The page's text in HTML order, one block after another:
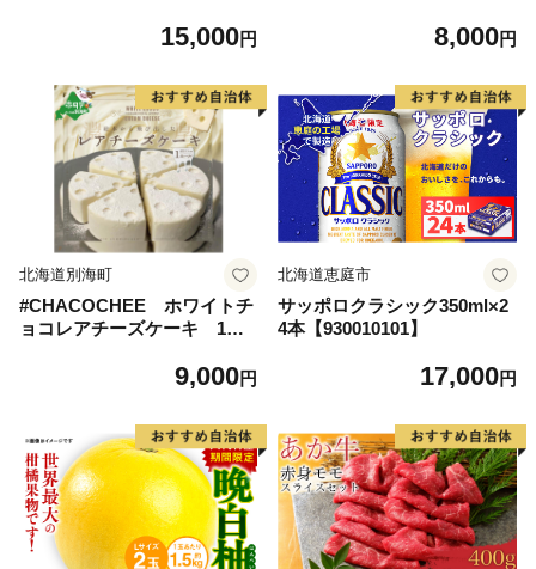
15,000円 8,000円
北海道別海町
#CHACOCHEE ホワイトチ
ョコレアチーズケーキ 1ホ
海町,チーズ,ちーず,チーズケ
9,000円
北海道恵庭市
サッポロクラシック350ml×2
4本【930010101】
17,000円